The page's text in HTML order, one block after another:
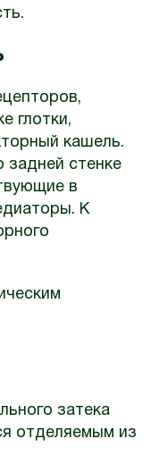
глотки,
кашель.
задней стенке
в
К
затека
отделяемым из